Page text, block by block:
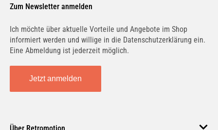
Zum Newsletter anmelden
Ich möchte über aktuelle Vorteile und Angebote im Shop
informiert werden und willige in die Datenschutzerklärung ein.
Eine Abmeldung ist jederzeit möglich.
Jetzt anmelden